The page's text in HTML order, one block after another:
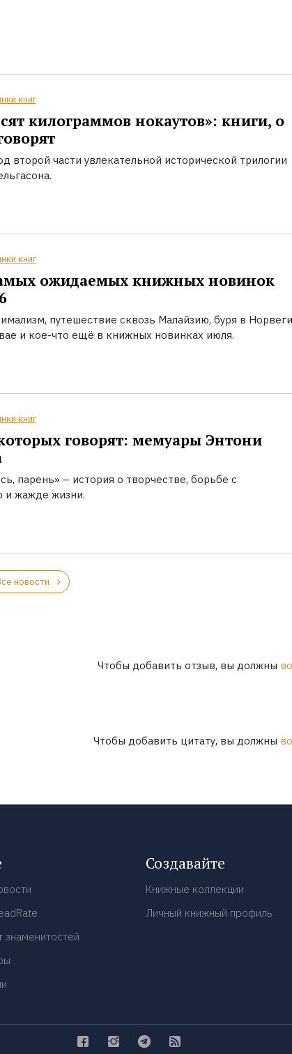
книг
килограммов нокаутов»: книги, о
второй части увлекательной исторической трилогии
книг
ожидаемых книжных новинок
путешествие сквозь Малайзию, буря в
и кое-что ещё в книжных новинках июля.
книг
говорят: мемуары Энтони
парень» – история о творчестве, борьбе с
и жажде жизни.
новости
Чтобы добавить отзыв, вы должны
Чтобы добавить цитату, вы должны
знаменитостей
Создавайте
Книжные коллекции
Личный книжный профиль